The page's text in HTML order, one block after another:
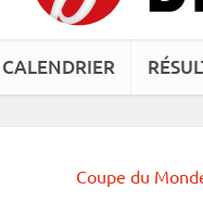
CALENDRIER
Coupe du